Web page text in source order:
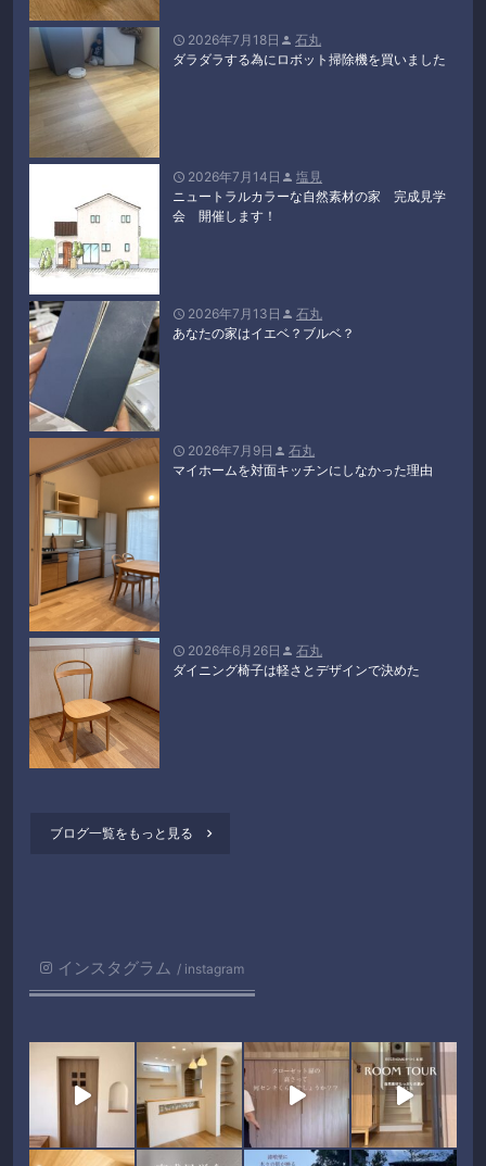
 2026年7月18日  石丸
ダラダラする為にロボット掃除機を買いました
 2026年7月14日  塩見
ニュートラルカラーな自然素材の家 完成見学
会 開催します！
 2026年7月13日  石丸
あなたの家はイエベ？ブルベ？
 2026年7月9日  石丸
マイホームを対面キッチンにしなかった理由
 2026年6月26日  石丸
ダイニング椅子は軽さとデザインで決めた
ブログ一覧をもっと見る 
インスタグラム instagram